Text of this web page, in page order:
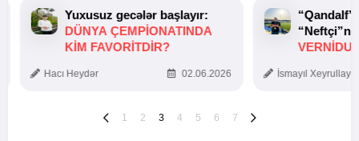
Yuxusuz gecələr başlayır:
DÜNYA ÇEMPIONATINDA
KIM FAVORITDIR?
Hacı Heydər 02.06.2026 İsmayıl
1 2 3 4 5 6 7